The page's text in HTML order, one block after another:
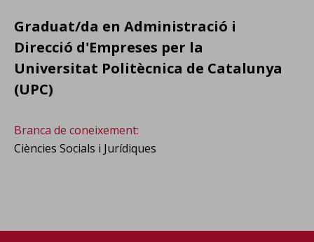
Graduat/da en Administració i
Direcció d'Empreses per la
Universitat Politècnica de Catalunya
(UPC)
Branca de coneixement:
Ciències Socials i Jurídiques